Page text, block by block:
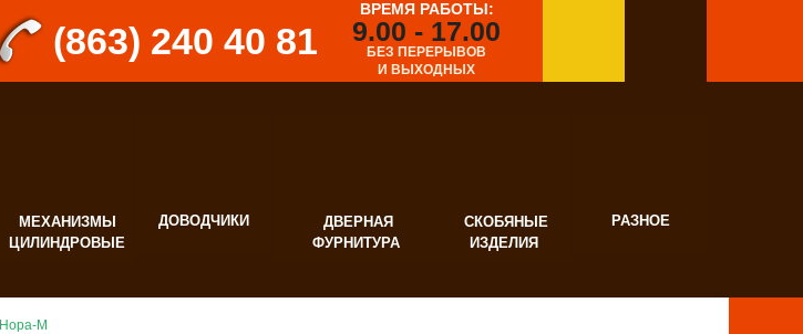
ЦИЛИНДРОВЫЕ
ДОВОДЧИКИ
ДВЕРНАЯ
ФУРНИТУРА
СКОБЯНЫЕ
ИЗДЕЛИЯ
РАЗНОЕ
(863) 240 40 81
ВРЕМЯ РАБОТЫ:
9.00 - 17.00
БЕЗ ПЕРЕРЫВОВ
И ВЫХОДНЫХ
М